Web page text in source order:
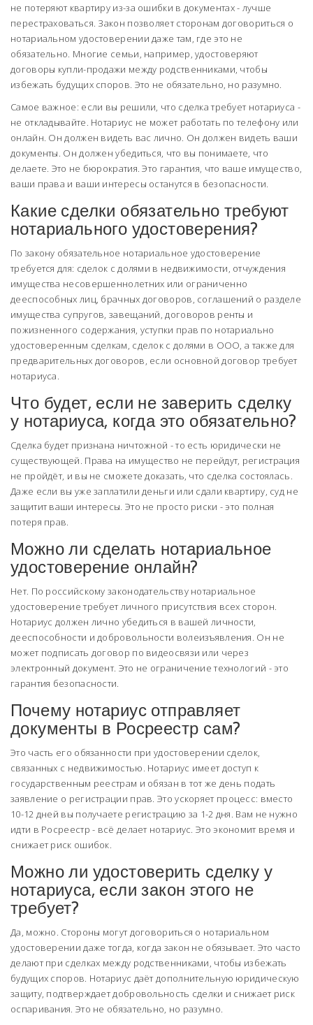
не потеряют квартиру из-за ошибки в документах - лучше
перестраховаться. Закон позволяет сторонам договориться о
нотариальном удостоверении даже там, где это не
обязательно. Многие семьи, например, удостоверяют
договоры купли-продажи между родственниками, чтобы
избежать будущих споров. Это не обязательно, но разумно.
Самое важное: если вы решили, что сделка требует нотариуса -
не откладывайте. Нотариус не может работать по телефону или
онлайн. Он должен видеть вас лично. Он должен видеть ваши
документы. Он должен убедиться, что вы понимаете, что
делаете. Это не бюрократия. Это гарантия, что ваше имущество,
ваши права и ваши интересы останутся в безопасности.
Какие сделки обязательно требуют
нотариального удостоверения?
По закону обязательное нотариальное удостоверение
требуется для: сделок с долями в недвижимости, отчуждения
имущества несовершеннолетних или ограниченно
дееспособных лиц, брачных договоров, соглашений о разделе
имущества супругов, завещаний, договоров ренты и
пожизненного содержания, уступки прав по нотариально
удостоверенным сделкам, сделок с долями в ООО, а также для
предварительных договоров, если основной договор требует
нотариуса.
Что будет, если не заверить сделку
у нотариуса, когда это обязательно?
Сделка будет признана ничтожной - то есть юридически не
существующей. Права на имущество не перейдут, регистрация
не пройдёт, и вы не сможете доказать, что сделка состоялась.
Даже если вы уже заплатили деньги или сдали квартиру, суд не
защитит ваши интересы. Это не просто риски - это полная
потеря прав.
Можно ли сделать нотариальное
удостоверение онлайн?
Нет. По российскому законодательству нотариальное
удостоверение требует личного присутствия всех сторон.
Нотариус должен лично убедиться в вашей личности,
дееспособности и добровольности волеизъявления. Он не
может подписать договор по видеосвязи или через
электронный документ. Это не ограничение технологий - это
гарантия безопасности.
Почему нотариус отправляет
документы в Росреестр сам?
Это часть его обязанности при удостоверении сделок,
связанных с недвижимостью. Нотариус имеет доступ к
государственным реестрам и обязан в тот же день подать
заявление о регистрации прав. Это ускоряет процесс: вместо
10-12 дней вы получаете регистрацию за 1-2 дня. Вам не нужно
идти в Росреестр - всё делает нотариус. Это экономит время и
снижает риск ошибок.
Можно ли удостоверить сделку у
нотариуса, если закон этого не
требует?
Да, можно. Стороны могут договориться о нотариальном
удостоверении даже тогда, когда закон не обязывает. Это часто
делают при сделках между родственниками, чтобы избежать
будущих споров. Нотариус даёт дополнительную юридическую
защиту, подтверждает добровольность сделки и снижает риск
оспаривания. Это не обязательно, но разумно.